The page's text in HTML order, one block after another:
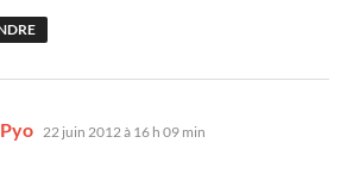
Pyo dit :
22 juin 2012 à 16 h 09 min